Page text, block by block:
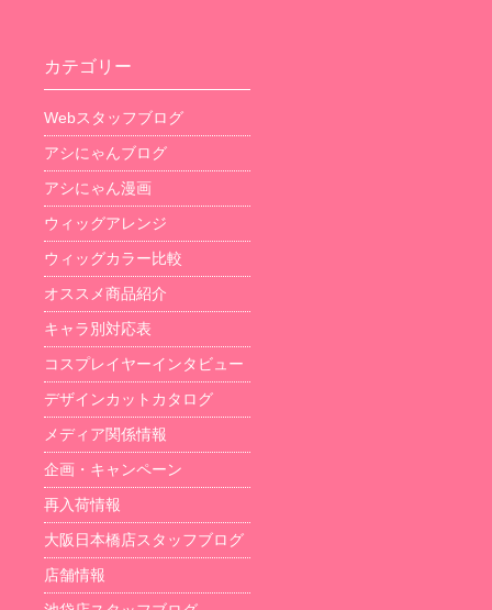
カテゴリー
Webスタッフブログ
アシにゃんブログ
アシにゃん漫画
ウィッグアレンジ
ウィッグカラー比較
オススメ商品紹介
キャラ別対応表
コスプレイヤーインタビュー
デザインカットカタログ
メディア関係情報
企画・キャンペーン
再入荷情報
大阪日本橋店スタッフブログ
店舗情報